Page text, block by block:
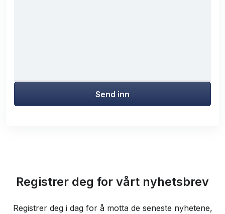
Send inn
Registrer deg for vårt nyhetsbrev
Registrer deg i dag for å motta de seneste nyhetene,